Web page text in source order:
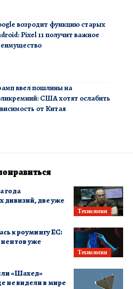
возродит функцию старых
Pixel 11 получит важное
ввел пошлины на
США хотят ослабить
от Китая
Технологии
года
дивизий, две уже
Технологии
к роумингу ЕС:
уже
«Шахед»
не видели в мире